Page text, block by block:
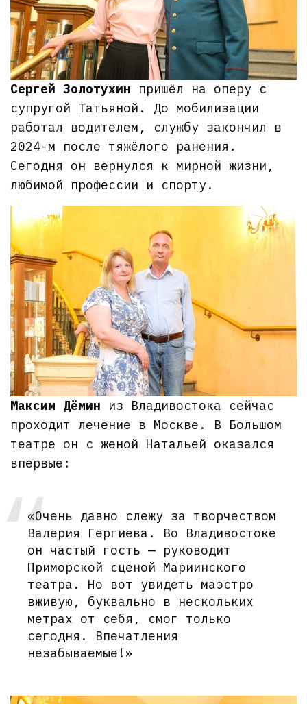
Сергей Золотухин пришёл на оперу с
супругой Татьяной. До мобилизации
работал водителем, службу закончил в
2024-м после тяжёлого ранения.
Сегодня он вернулся к мирной жизни,
любимой профессии и спорту.
Максим Дёмин из Владивостока сейчас
проходит лечение в Москве. В Большом
театре он с женой Натальей оказался
впервые:
«Очень давно слежу за творчеством
Валерия Гергиева. Во Владивостоке
он частый гость — руководит
Приморской сценой Мариинского
театра. Но вот увидеть маэстро
вживую, буквально в нескольких
метрах от себя, смог только
сегодня. Впечатления
незабываемые!»